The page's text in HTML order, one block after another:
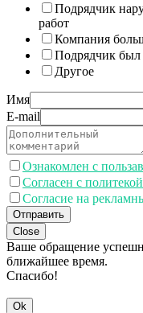
Подрядчик
работ
Компания
Подрядчик был
Другое
Имя
E-mail
Ознакомлен с
Согласен с
Согласие на
Отправить
Close
Ваше обращение
ближайшее время.
Спасибо!
Ok